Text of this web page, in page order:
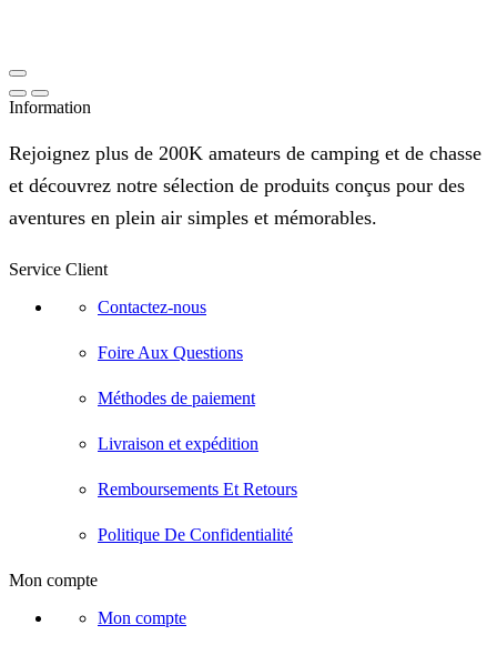
Information
Rejoignez plus de 200K amateurs de camping et de chasse
et découvrez notre sélection de produits conçus pour des
aventures en plein air simples et mémorables.
Service Client
Contactez-nous
Foire Aux Questions
Méthodes de paiement
Livraison et expédition
Remboursements Et Retours
Politique De Confidentialité
Mon compte
Mon compte